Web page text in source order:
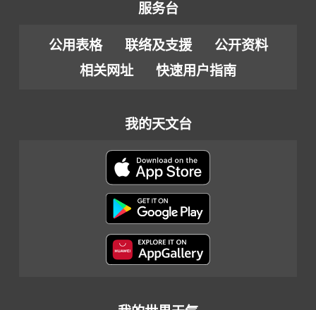
服务台
公用表格 联络及支援
公开资料
相关网址
快速用户指南
我的天文台